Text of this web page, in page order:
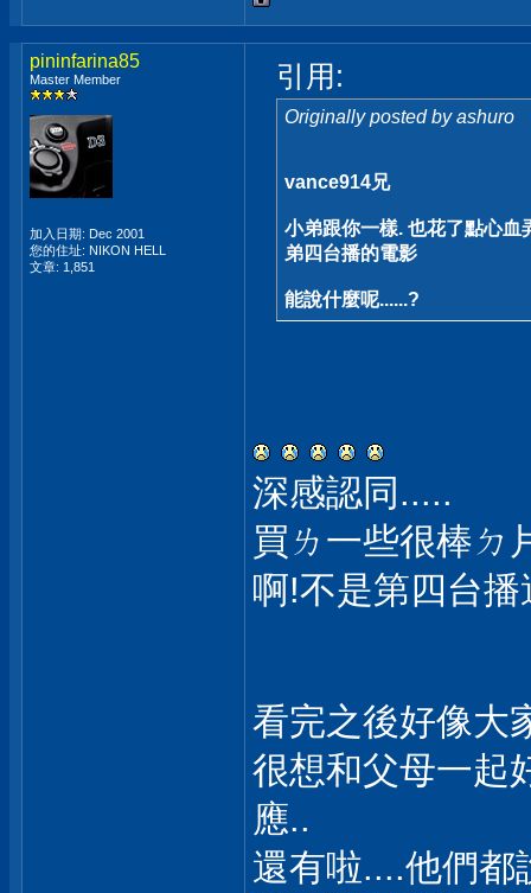
pininfarina85
Master Member
加入日期: Dec 2001
您的住址: NIKON HELL
文章: 1,851
引用:
Originally posted by ashuro
vance914兄
小弟跟你一樣. 也花了點心血
弟四台播的電影
能說什麼呢......?
深感認同.....
買ㄌ一些很棒ㄉ
啊!不是第四台
看完之後好像大
很想和父母一起
應..
還有啦....他們都